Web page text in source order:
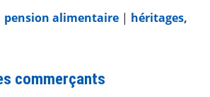
pension alimentaire | héritages,
commerçants